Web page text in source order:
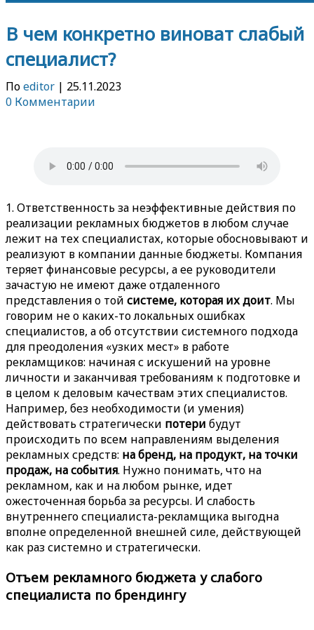
В чем конкретно виноват слабый
специалист?
Поeditor | 25.11.2023
0 Комментарии
1. Ответственность за неэффективные действия по
реализации рекламных бюджетов в любом случае
лежит на тех специалистах, которые обосновывают и
реализуют в компании данные бюджеты. Компания
теряет финансовые ресурсы, а ее руководители
зачастую не имеют даже отдаленного
представления о той системе, которая их доит. Мы
говорим не о каких-то локальных ошибках
специалистов, а об отсутствии системного подхода
для преодоления «узких мест» в работе
рекламщиков: начиная с искушений на уровне
личности и заканчивая требованиям к подготовке и
в целом к деловым качествам этих специалистов.
Например, без необходимости (и умения)
действовать стратегически потери будут
происходить по всем направлениям выделения
рекламных средств: на бренд, на продукт, на точки
продаж, на события. Нужно понимать, что на
рекламном, как и на любом рынке, идет
ожесточенная борьба за ресурсы. И слабость
внутреннего специалиста-рекламщика выгодна
вполне определенной внешней силе, действующей
как раз системно и стратегически.
Отъем рекламного бюджета у слабого
специалиста по брендингу